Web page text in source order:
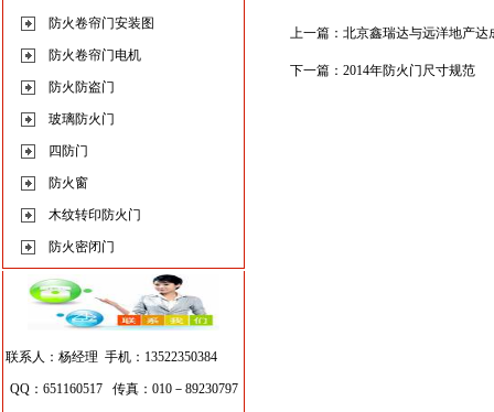
防火卷帘门安装图
防火卷帘门电机
防火防盗门
玻璃防火门
四防门
防火窗
木纹转印防火门
防火密闭门
联系人：杨经理 手机：13522350384
QQ：651160517 传真：010－89230797
上一篇： 北京鑫瑞达与远洋地产达
下一篇： 2014年防火门尺寸规范